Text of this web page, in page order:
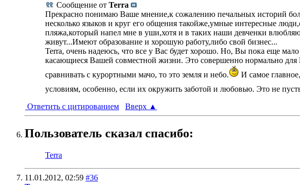
Сообщение от Terra
Прекрасно понимаю Ваше мнение,к сожалению печальных историй
несколько языков и круг его общения такойже,умные интересные
пляжа,который напел мне в уши,хотя и в таких наши девченки
живут...Имеют образование и хорошую работу,либо свой бизнес...
Terra, очень надеюсь, что все у Вас будет хорошо. Но, Вы пока еще
касающиеся Вашей совместной жизни. Это совершенно нормально
сравнивать с курортными мачо, то это земля и небо.
И самое
условиям, особенно, если их окружить заботой и любовью. Это не
Ответить с цитированием
Вверх ▲
Пользователь сказал cпасибо:
Terra
11.01.2012, 02:59 #36